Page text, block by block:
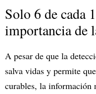
Solo 6 de cada
importancia de
A pesar de que la
salva vidas y permite
curables, la información